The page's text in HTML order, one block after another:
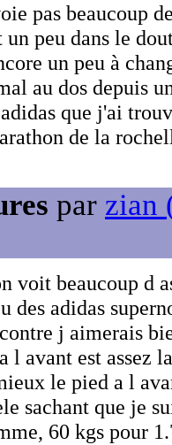
pas beaucoup
peu dans le
un peu à
au dos depuis
que j'ai
de la
par zian
voit beaucoup d
des adidas
j aimerais
l avant est assez
le pied a l
sachant que je
60 kgs pour